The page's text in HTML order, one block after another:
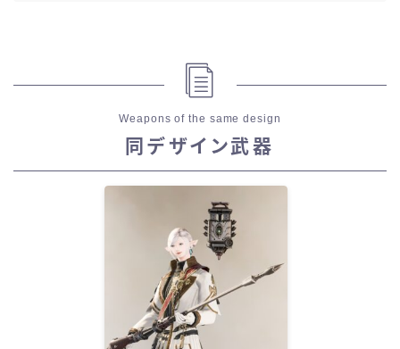
Weapons of the same design
同デザイン武器